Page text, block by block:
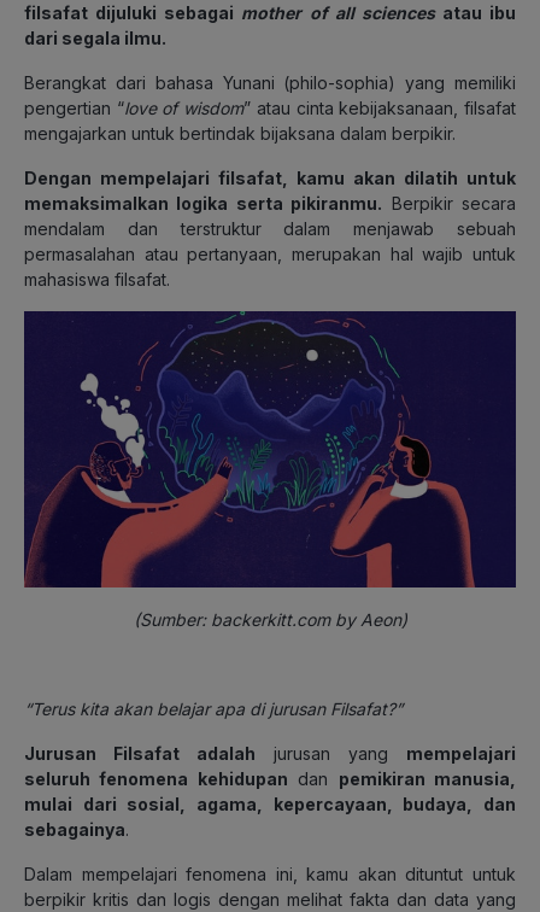
filsafat dijuluki sebagai mother of all sciences atau ibu
dari segala ilmu.
Berangkat dari bahasa Yunani (philo-sophia) yang memiliki
pengertian “love of wisdom” atau cinta kebijaksanaan, filsafat
mengajarkan untuk bertindak bijaksana dalam berpikir.
Dengan mempelajari filsafat, kamu akan dilatih untuk
memaksimalkan logika serta pikiranmu. Berpikir secara
mendalam dan terstruktur dalam menjawab sebuah
permasalahan atau pertanyaan, merupakan hal wajib untuk
mahasiswa filsafat.
(Sumber: backerkitt.com by Aeon)
“Terus kita akan belajar apa di jurusan Filsafat?”
Jurusan Filsafat adalah jurusan yang mempelajari
seluruh fenomena kehidupan dan pemikiran manusia,
mulai dari sosial, agama, kepercayaan, budaya, dan
sebagainya.
Dalam mempelajari fenomena ini, kamu akan dituntut untuk
berpikir kritis dan logis dengan melihat fakta dan data yang